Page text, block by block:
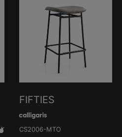
FIFTIES
CS2006-MTO